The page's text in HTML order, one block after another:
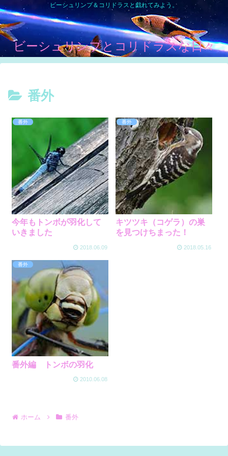
ビーシュリンプ＆コリドラスと戯れてみよう。
ビーシュリンプとコリドラスな日々
番外
番外
今年もトンボが羽化して
いきました
2018.06.09
番外
キツツキ（コゲラ）の巣
を見つけちまった！
2018.05.16
番外
番外編 トンボの羽化
2010.06.08
ホーム 番外